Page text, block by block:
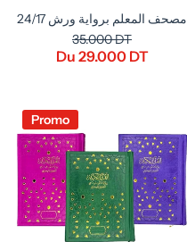
مصحف المعلم برواية ورش 24/17
35.000 DT
Du 29.000 DT
Promo